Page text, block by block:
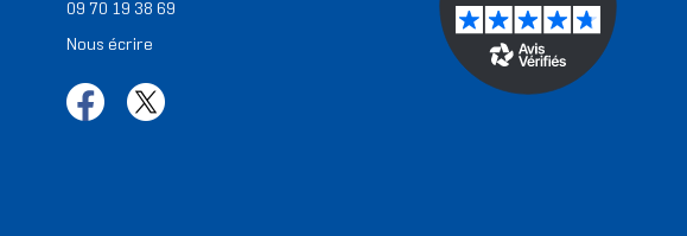
09 70 19 38 69
Nous écrire